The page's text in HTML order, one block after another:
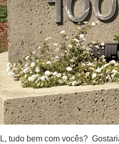
tudo bem com vocês?